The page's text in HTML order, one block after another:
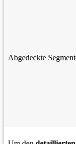
Abgedeckte